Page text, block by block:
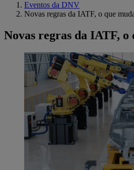
Eventos da DNV
Novas regras da IATF, o que
Novas regras da IATF, o